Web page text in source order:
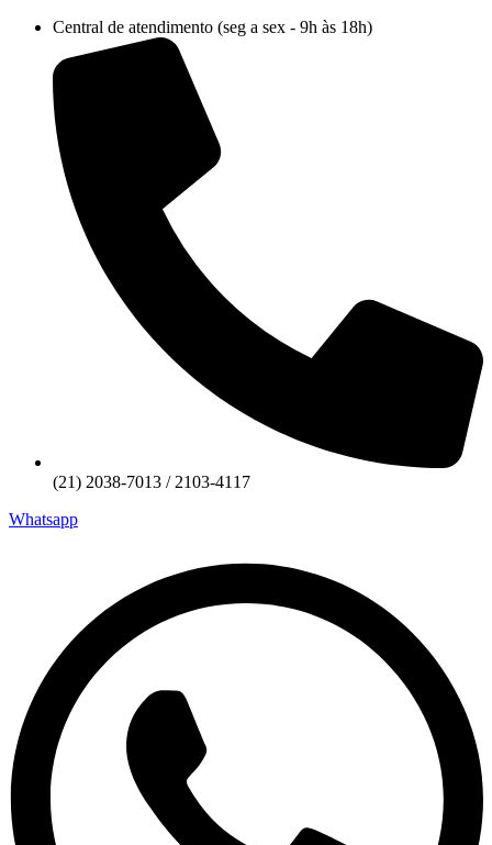
conteúdo
Central de atendimento (seg a sex - 9h às 18h)
(21) 2038-7013 / 2103-4117
Whatsapp